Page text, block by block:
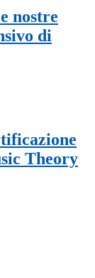
nostre
di
Theory